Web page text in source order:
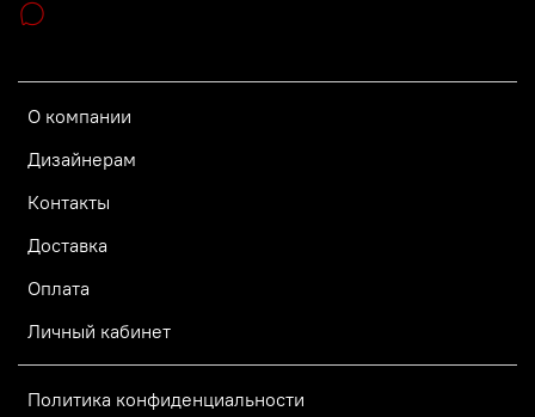
О компании
Дизайнерам
Контакты
Доставка
Оплата
Личный кабинет
Политика конфиденциальности